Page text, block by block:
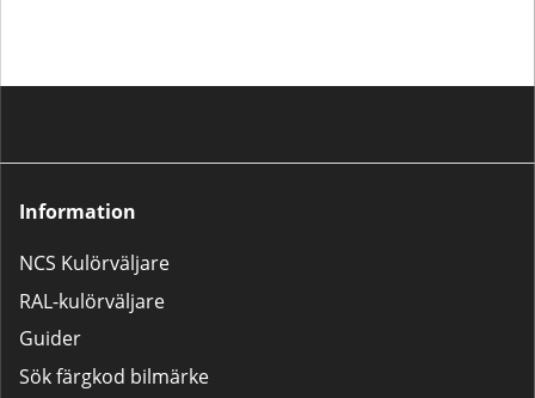
Information
NCS Kulörväljare
RAL-kulörväljare
Guider
Sök färgkod bilmärke